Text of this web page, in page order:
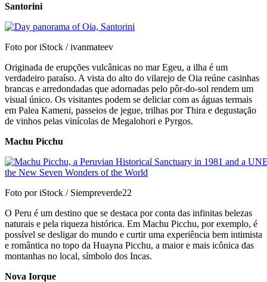
Santorini
Foto por iStock / ivanmateev
Originada de erupções vulcânicas no mar Egeu, a ilha é um
verdadeiro paraíso. A vista do alto do vilarejo de Oia reúne casinhas
brancas e arredondadas que adornadas pelo pôr-do-sol rendem um
visual único. Os visitantes podem se deliciar com as águas termais
em Palea Kameni, passeios de jegue, trilhas por Thira e degustação
de vinhos pelas vinícolas de Megalohori e Pyrgos.
Machu Picchu
Foto por iStock / Siempreverde22
O Peru é um destino que se destaca por conta das infinitas belezas
naturais e pela riqueza histórica. Em Machu Picchu, por exemplo, é
possível se desligar do mundo e curtir uma experiência bem intimista
e romântica no topo da Huayna Picchu, a maior e mais icônica das
montanhas no local, símbolo dos Incas.
Nova Iorque